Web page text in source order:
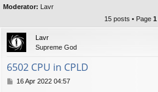
s
Moderator: Lavr
15 posts • Page 1
Lavr
Supreme God
6502 CPU in CPLD
P16 Apr 2022 04:57